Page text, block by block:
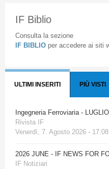
IF Biblio
Consulta la sezione
IF BIBLIO per accedere ai siti
ULTIMI INSERITI PIÙ VISTI
Ingegneria Ferroviaria -
Rivista IF
Venerdì, 7. Agosto 2026 - 17:08
2026 JUNE - IF NEWS FOR
IF Notiziari